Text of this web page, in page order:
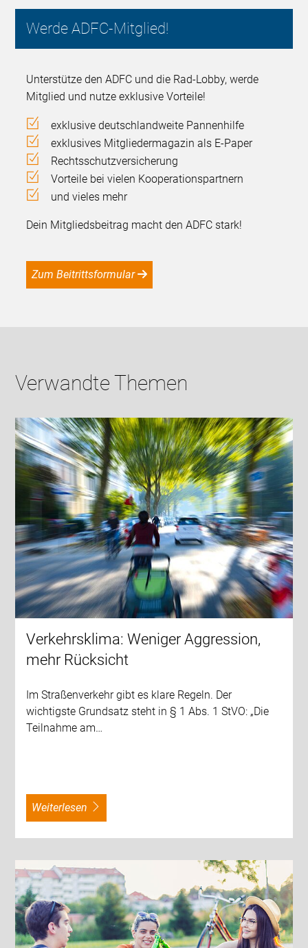
Werde ADFC-Mitglied!
Unterstütze den ADFC und die Rad-Lobby, werde
Mitglied und nutze exklusive Vorteile!
exklusive deutschlandweite Pannenhilfe
exklusives Mitgliedermagazin als E-Paper
Rechtsschutzversicherung
Vorteile bei vielen Kooperationspartnern
und vieles mehr
Dein Mitgliedsbeitrag macht den ADFC stark!
Zum Beitrittsformular
Verwandte Themen
Verkehrsklima: Weniger Aggression,
mehr Rücksicht
Im Straßenverkehr gibt es klare Regeln. Der
wichtigste Grundsatz steht in § 1 Abs. 1 StVO: „Die
Teilnahme am…
weiterlesen